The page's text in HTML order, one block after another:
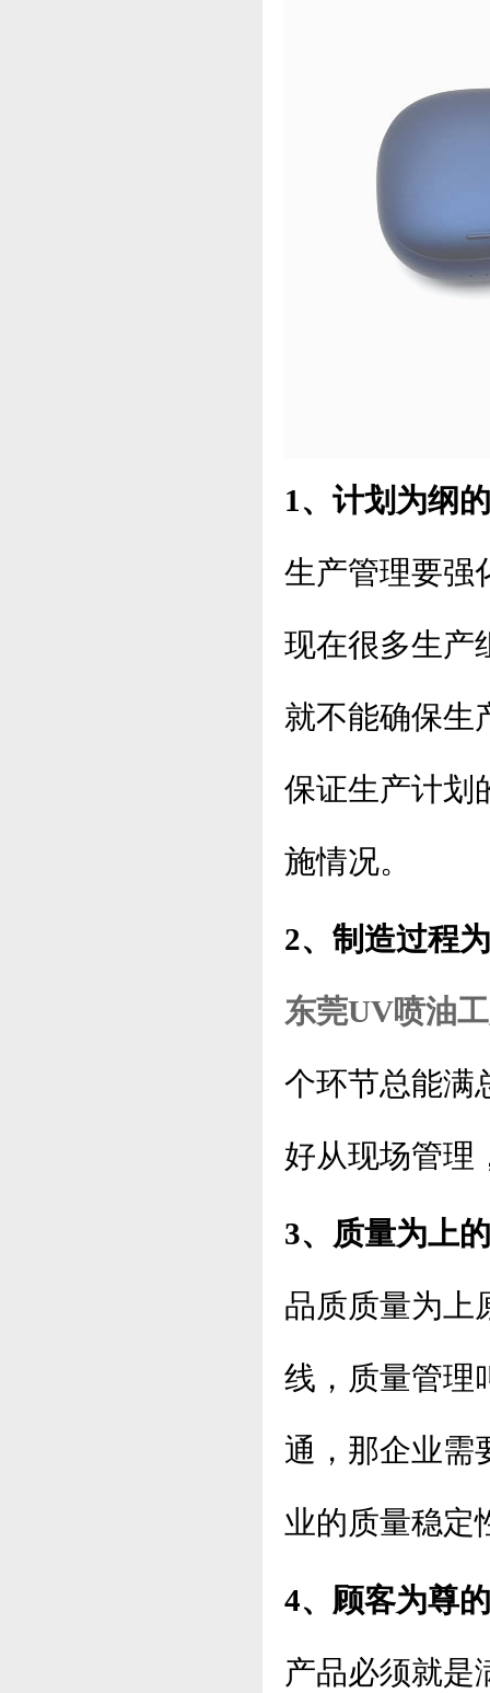
1、计划为纲
生产管理要强
现在很多生产
就不能确保生
保证生产计划
施情况。
2、制造过程
东莞UV喷油
个环节总能满
好从现场管理
3、质量为上
品质质量为上
线，质量管理
通，那企业需
业的质量稳定
4、顾客为尊
产品必须就是